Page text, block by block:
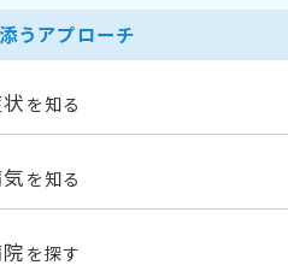
うアプローチ
を知る
を知る
を探す